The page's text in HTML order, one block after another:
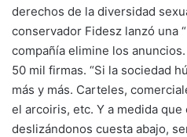
derechos de la diversidad
conservador Fidesz lanzó una
compañía elimine los
50 mil firmas. “Si la sociedad
más y más. Carteles,
el arcoiris, etc. Y a medida que
deslizándonos cuesta abajo,